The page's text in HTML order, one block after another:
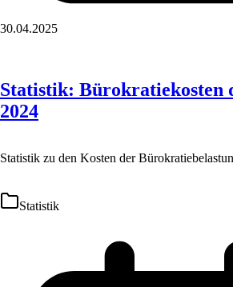
30.04.2025
Statistik: Bürokratiekosten
2024
Statistik zu den Kosten der
Statistik